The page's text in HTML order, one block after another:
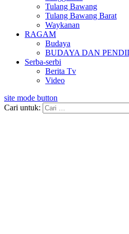
Tulang Bawang
Tulang Bawang Barat
Waykanan
RAGAM
Budaya
BUDAYA DAN
Serba-serbi
Berita Tv
Video
site mode button
Cari untuk: